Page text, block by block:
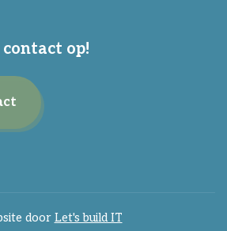
op!
door Let's build IT